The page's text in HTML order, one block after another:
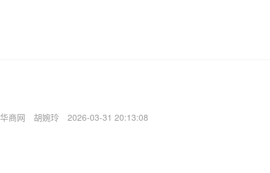
华商网 胡婉玲 2026-03-31 20:13:08